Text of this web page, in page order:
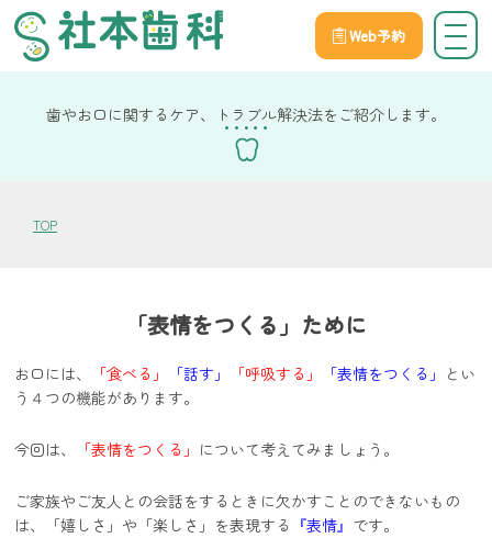
Web予約
院長社本の健康コラム
歯やお口に関するケア、トラブル解決法をご紹介します。
TOP
「表情をつくる」ために
お口には、 「食べる」 「話す」 「呼吸する」 「表情をつくる」 とい
う４つの機能があります。
今回は、 「表情をつくる」 について考えてみましょう。
ご家族やご友人との会話をするときに欠かすことのできないもの
は、「嬉しさ」や「楽しさ」を表現する 『表情』 です。